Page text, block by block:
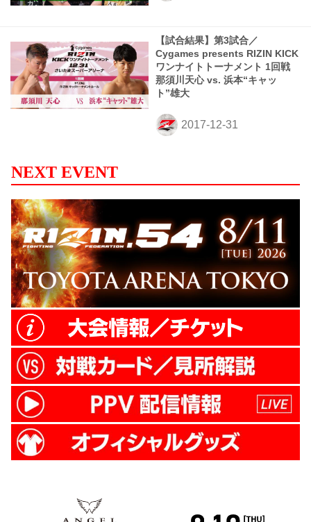
【試合結果】第3試合／
Cygames presents RIZIN KICK
ワンナイトトーナメント 1回戦
那須川天心 vs. 浜本“キャッ
ト”雄大
NEXT EVENT